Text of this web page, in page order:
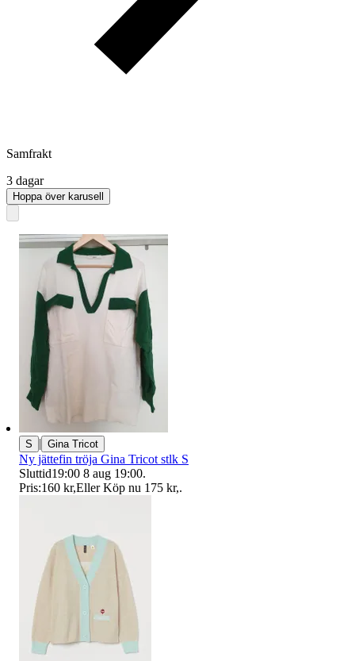
Samfrakt
3 dagar
Hoppa över karusell
S | Gina Tricot
Ny jättefin tröja Gina Tricot stlk S
Sluttid19:00 8 aug 19:00.
Pris:160 kr,Eller Köp nu 175 kr,.